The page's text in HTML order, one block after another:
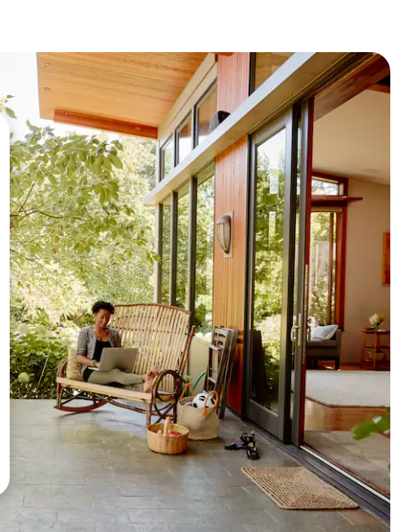
か、画面をタッチまたはスワイプして検索結果を確認することができます。